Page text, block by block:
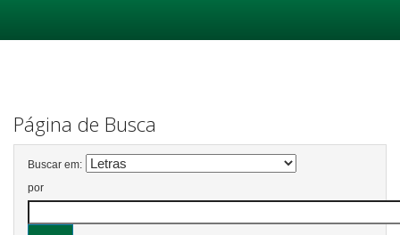
Página de Busca
Buscar em:
por